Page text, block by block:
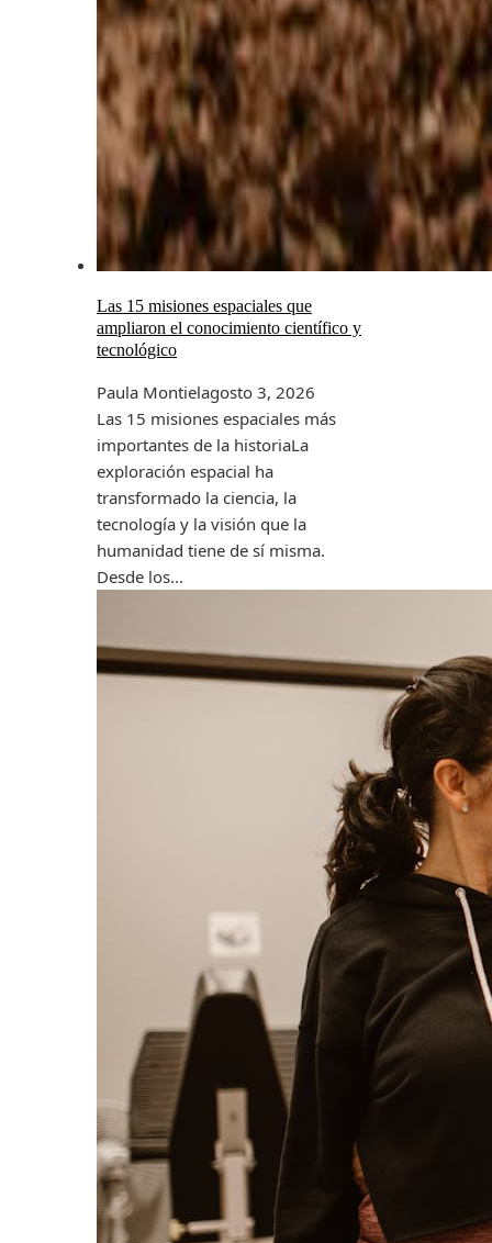
Las 15 misiones espaciales que
ampliaron el conocimiento científico y
tecnológico
Paula Montielagosto 3, 2026
Las 15 misiones espaciales más
importantes de la historiaLa
exploración espacial ha
transformado la ciencia, la
tecnología y la visión que la
humanidad tiene de sí misma.
Desde los...